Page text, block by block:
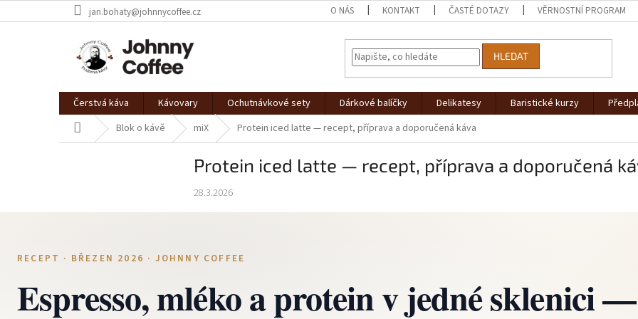
na
jan.bohaty@johnnycoffee.cz O NÁS KONTAKT ČASTÉ DOTAZY VĚRNOSTNÍ PROGRAM
HLEDAT
Čerstvá káva Kávovary Ochutnávkové sety Dárkové balíčky Delikatesy Baristické kurzy
Domů Blok o kávě miX Protein iced latte — recept, příprava a doporučená káva
Protein iced latte — recept, příprava a doporučená
28.3.2026
RECEPT · BŘEZEN 2026 · JOHNNY COFFEE
Espresso, mléko a protein v jedné sklenici